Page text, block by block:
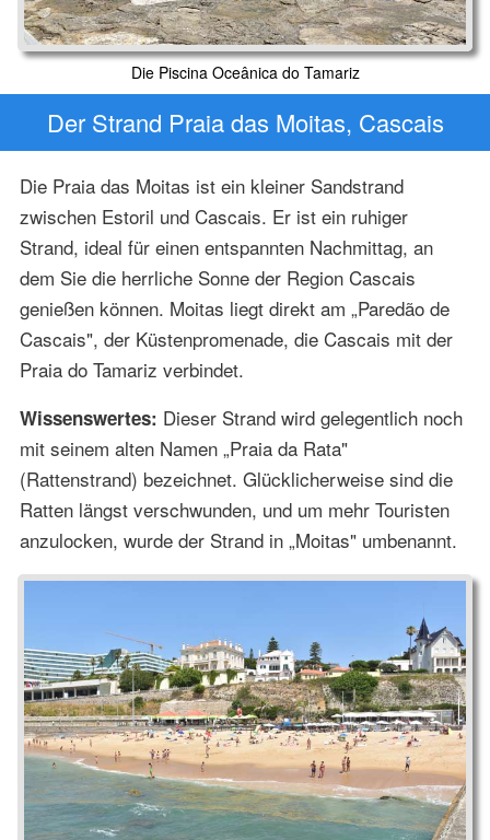
Die Piscina Oceânica do Tamariz
Der Strand Praia das Moitas, Cascais
Die Praia das Moitas ist ein kleiner Sandstrand
zwischen Estoril und Cascais. Er ist ein ruhiger
Strand, ideal für einen entspannten Nachmittag, an
dem Sie die herrliche Sonne der Region Cascais
genießen können. Moitas liegt direkt am „Paredão de
Cascais", der Küstenpromenade, die Cascais mit der
Praia do Tamariz verbindet.
Wissenswertes: Dieser Strand wird gelegentlich noch
mit seinem alten Namen „Praia da Rata"
(Rattenstrand) bezeichnet. Glücklicherweise sind die
Ratten längst verschwunden, und um mehr Touristen
anzulocken, wurde der Strand in „Moitas" umbenannt.